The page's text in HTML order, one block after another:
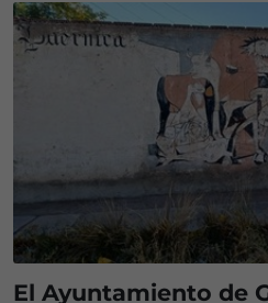
El Ayuntamiento de